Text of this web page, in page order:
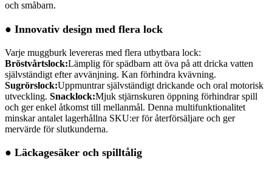
och småbarn.
● Innovativ design med flera lock
Varje muggburk levereras med flera utbytbara lock:
Bröstvårtslock:Lämplig för spädbarn att öva på att dricka vatten
självständigt efter avvänjning. Kan förhindra kvävning.
Sugrörslock:Uppmuntrar självständigt drickande och oral motorisk
utveckling. Snacklock:Mjuk stjärnskuren öppning förhindrar spill
och ger enkel åtkomst till mellanmål. Denna multifunktionalitet
minskar antalet lagerhållna SKU:er för återförsäljare och ger
mervärde för slutkunderna.
● Läckagesäker och spilltålig